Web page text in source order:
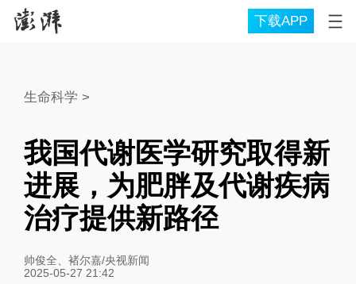
下载APP
生命科学 >
我国代谢医学研究取得新
进展，为肥胖及代谢疾病
治疗提供新路径
帅俊全、褚尔嘉/央视新闻
2025-05-27 21:42